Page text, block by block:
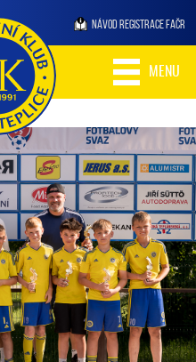
NÁVOD REGISTRACE FAČR
MENU